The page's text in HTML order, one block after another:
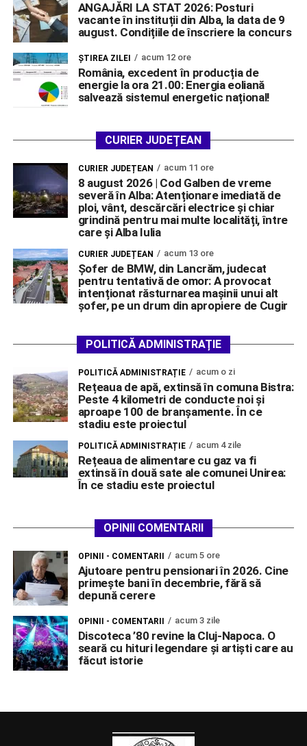
ANGAJĂRI LA STAT 2026: Posturi
vacante în instituții din Alba, la data de 9
august. Condițiile de înscriere la concurs
ŞTIREA ZILEI acum 12 ore
România, excedent în producția de
energie la ora 21.00: Energia eoliană
salvează sistemul energetic național!
CURIER JUDEȚEAN
CURIER JUDEȚEAN acum 11 ore
8 august 2026 | Cod Galben de vreme
severă în Alba: Atenționare imediată de
ploi, vânt, descărcări electrice și chiar
grindină pentru mai multe localități, între
care și Alba Iulia
CURIER JUDEȚEAN acum 13 ore
Șofer de BMW, din Lancrăm, judecat
pentru tentativă de omor: A provocat
intenționat răsturnarea mașinii unui alt
șofer, pe un drum din apropiere de Cugir
POLITICĂ ADMINISTRAȚIE
POLITICĂ ADMINISTRAȚIE acum o zi
Rețeaua de apă, extinsă în comuna Bistra:
Peste 4 kilometri de conducte noi și
aproape 100 de branșamente. În ce
stadiu este proiectul
POLITICĂ ADMINISTRAȚIE acum 4 zile
Rețeaua de alimentare cu gaz va fi
extinsă în două sate ale comunei Unirea:
În ce stadiu este proiectul
OPINII COMENTARII
OPINII - COMENTARII acum 5 ore
Ajutoare pentru pensionari în 2026. Cine
primește bani în decembrie, fără să
depună cerere
OPINII - COMENTARII acum 3 zile
Discoteca ’80 revine la Cluj-Napoca. O
seară cu hituri legendare și artiști care au
făcut istorie